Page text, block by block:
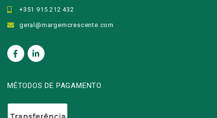
+351 915 212 432
geral@margemcrescente.com
MÉTODOS DE PAGAMENTO